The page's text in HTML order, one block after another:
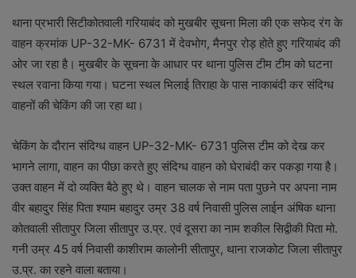
थाना प्रभारी सिटीकोतवाली गरियाबंद को मुखबीर सूचना मिला की एक सफेद रंग के
वाहन क्रमांक UP-32-MK- 6731 में देवभोग, मैनपुर रोड़ होते हुए गरियाबंद की
ओर जा रहा है। मुखबीर के सूचना के आधार पर थाना पुलिस टीम टीम को घटना
स्थल रवाना किया गया। घटना स्थल भिलाई तिराहा के पास नाकाबंदी कर संदिग्ध
वाहनों की चेकिंग की जा रहा था।
चेकिंग के दौरान संदिग्ध वाहन UP-32-MK- 6731 पुलिस टीम को देख कर
भागने लागा, वाहन का पीछा करते हुए संदिग्ध वाहन को घेराबंदी कर पकड़ा गया है।
उक्त वाहन में दो व्यक्ति बैठे हुए थे। वाहन चालक से नाम पता पुछने पर अपना नाम
वीर बहादुर सिंह पिता श्याम बहादुर उम्र 38 वर्ष निवासी पुलिस लाईन अंषिक थाना
कोतवाली सीतापुर जिला सीतापुर उ.प्र. एवं दूसरा का नाम शकील सिद्वीकी पिता मो.
गनी उम्र 45 वर्ष निवासी काशीराम कालोनी सीतापुर, थाना राजकोट जिला सीतापुर
उ.प्र. का रहने वाला बताया।